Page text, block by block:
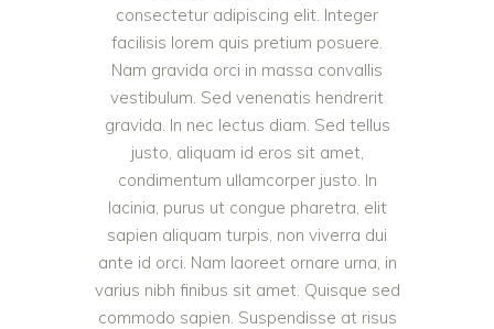
consectetur adipiscing elit. Integer
facilisis lorem quis pretium posuere.
Nam gravida orci in massa convallis
vestibulum. Sed venenatis hendrerit
gravida. In nec lectus diam. Sed tellus
justo, aliquam id eros sit amet,
condimentum ullamcorper justo. In
lacinia, purus ut congue pharetra, elit
sapien aliquam turpis, non viverra dui
ante id orci. Nam laoreet ornare urna, in
varius nibh finibus sit amet. Quisque sed
commodo sapien. Suspendisse at risus